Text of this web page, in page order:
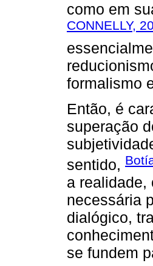
como em
CONNELLY,
formalismo
Então, é
superação
sentido,
a realidade,
necessária
dialógico,
se fundem